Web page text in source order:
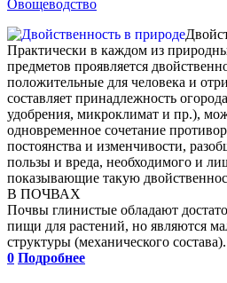
Овощеводство
Практически в каждом из
предметов проявляется
положительные для человека и
составляет принадлежность
удобрения, микроклимат и пр.),
одновременное сочетание
постоянства и изменчивости,
пользы и вреда, необходимого и
показывающие такую
В ПОЧВАХ
Почвы глинистые обладают
пищи для растений, но являются
структуры (механического состава).
0 Подробнее